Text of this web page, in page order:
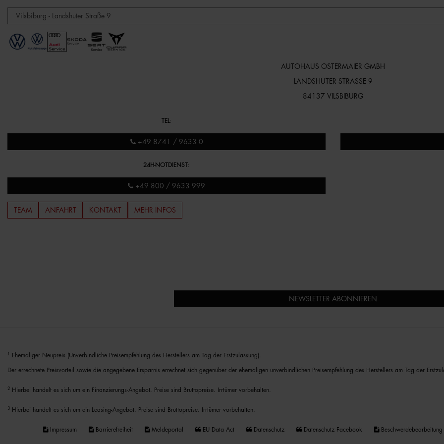
AUTOHAUS OSTERMAIER GMBH
LANDSHUTER STRASSE 9
84137 VILSBIBURG
TEL :
+49 8741 / 9633 0
24H-NOTDIENST:
+49 800 / 9633 999
TEAM ANFAHRT KONTAKT MEHR INFOS
NEWSLETTER ABONNIEREN
Ehemaliger Neupreis (Unverbindliche Preisempfehlung des Herstellers am Tag der Erstzulassung).
Der errechnete Preisvorteil sowie die angegebene Ersparnis errechnet sich gegenüber der ehemaligen unverbindlichen Preisempfehlung des Herstellers am Tag der
2 Hierbei handelt es sich um ein Finanzierungs-Angebot. Preise sind Bruttopreise. Irrtümer vorbehalten.
3 Hierbei handelt es sich um ein Leasing-Angebot. Preise sind Bruttopreise. Irrtümer vorbehalten.
Impressum Barrierefreiheit Meldeportal EU Data Act Datenschutz Datenschutz Facebook Beschwerdebearbeitung